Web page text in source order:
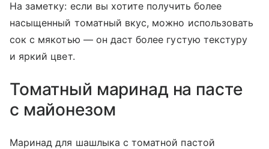
На заметку: если вы хотите получить более
насыщенный томатный вкус, можно использовать
сок с мякотью — он даст более густую текстуру
и яркий цвет.
Томатный маринад на пасте
с майонезом
Маринад для шашлыка с томатной пастой